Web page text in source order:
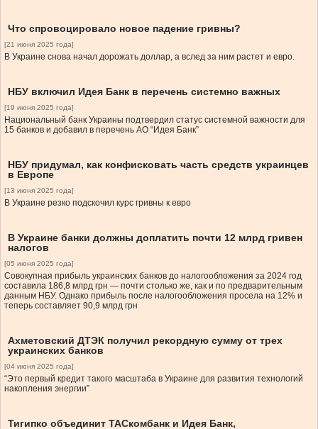
Что спровоцировало новое падение гривны?
[21 июня 2025 года]
В Украине снова начал дорожать доллар, а вслед за ним растет и евро.
НБУ включил Идея Банк в перечень системно важных
[19 июня 2025 года]
Национальный банк Украины подтвердил статус системной важности для
15 банков и добавил в перечень АО “Идея Банк”
НБУ придумал, как конфисковать часть средств украинцев
в Европе
[13 июня 2025 года]
В Украине резко подскочил курс гривны к евро
В Украине банки должны доплатить почти 12 млрд гривен
налогов
[05 июня 2025 года]
Совокупная прибыль украинских банков до налогообложения за 2024 год
составила 186,8 млрд грн — почти столько же, как и по предварительным
данным НБУ. Однако прибыль после налогообложения просела на 12% и
теперь составляет 90,9 млрд грн
Ахметовский ДТЭК получил рекордную сумму от трех
украинских банков
[04 июня 2025 года]
“Это первый кредит такого масштаба в Украине для развития технологий
накопления энергии”
Тигипко объединит ТАСкомбанк и Идея Банк,